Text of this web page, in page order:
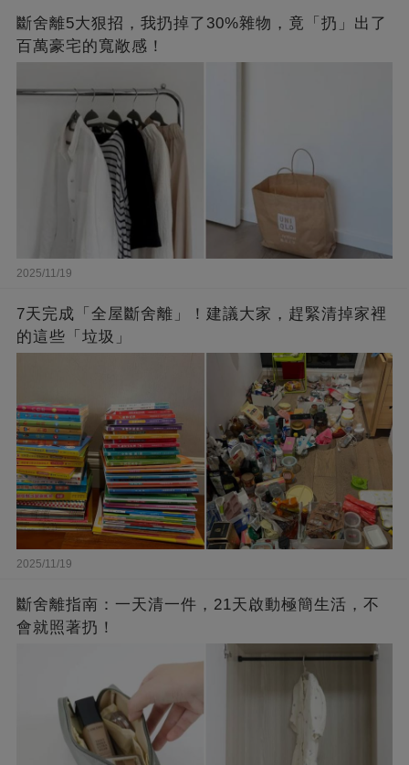
斷舍離5大狠招，我扔掉了30%雜物，竟「扔」出了
百萬豪宅的寬敞感！
2025/11/19
7天完成「全屋斷舍離」！建議大家，趕緊清掉家裡
的這些「垃圾」
2025/11/19
斷舍離指南：一天清一件，21天啟動極簡生活，不
會就照著扔！